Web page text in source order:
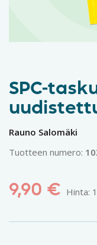
SPC-
Rauno Salomäki
Tuotteen numero:
9,90 € Hinta: